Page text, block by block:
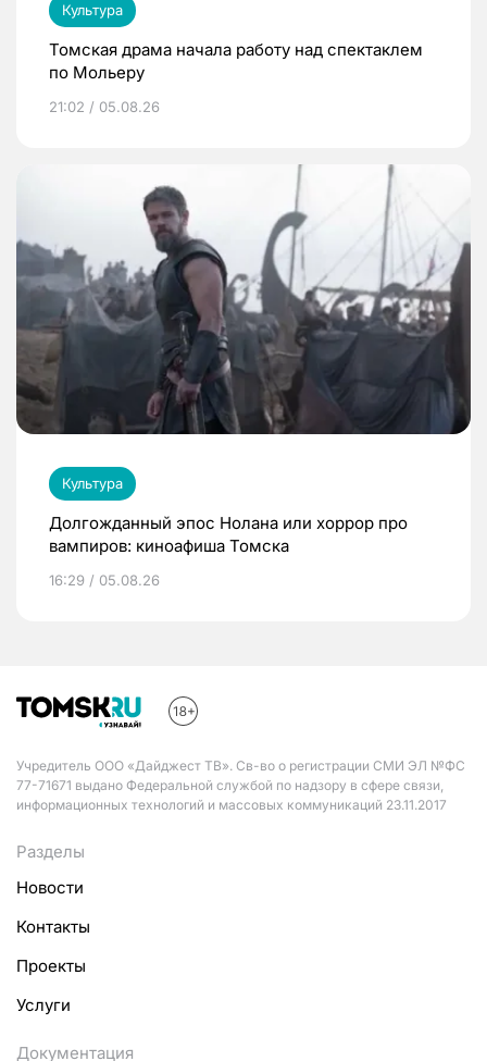
Культура
Томская драма начала работу над спектаклем
по Мольеру
21:02 / 05.08.26
Культура
Долгожданный эпос Нолана или хоррор про
вампиров: киноафиша Томска
16:29 / 05.08.26
Учредитель ООО «Дайджест ТВ». Св-во о регистрации СМИ ЭЛ №ФС
77-71671 выдано Федеральной службой по надзору в сфере связи,
информационных технологий и массовых коммуникаций 23.11.2017
Разделы
Новости
Контакты
Проекты
Услуги
Документация